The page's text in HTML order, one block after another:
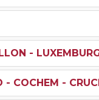
-
- COCHEM -